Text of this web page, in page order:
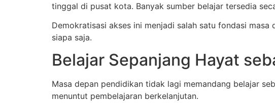
tinggal di pusat kota. Banyak sumber belajar tersedia
Demokratisasi akses ini menjadi salah satu fondasi
siapa saja.
Belajar Sepanjang Hayat
Masa depan pendidikan tidak lagi memandang belajar
menuntut pembelajaran berkelanjutan.